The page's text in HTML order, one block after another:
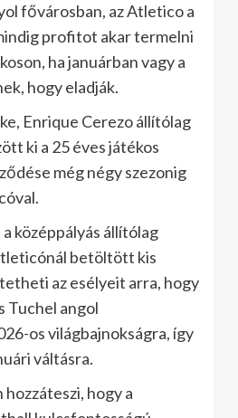
fővárosban, az Atletico a
profitot akar termelni
ha januárban vagy a
hogy eladják.
Enrique Cerezo állítólag
ki a 25 éves játékos
még négy szezonig
középpályás állítólag
betöltött kis
az esélyeit arra, hogy
Tuchel angol
os világbajnokságra, így
váltásra.
hogy a